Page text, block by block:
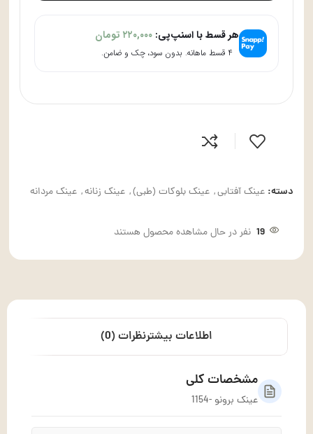
هر قسط با اسنپ‌پی: ۲۲۰,۰۰۰ تومان
۴ قسط ماهانه. بدون سود، چک و ضامن.
دسته: عینک آفتابی, عینک بلوکات (طبی), عینک زنانه, عینک مردانه
19 نفر در حال مشاهده محصول هستند
اطلاعات بیشترنظرات (0)
مشخصات کلی
عینک برونو -1154